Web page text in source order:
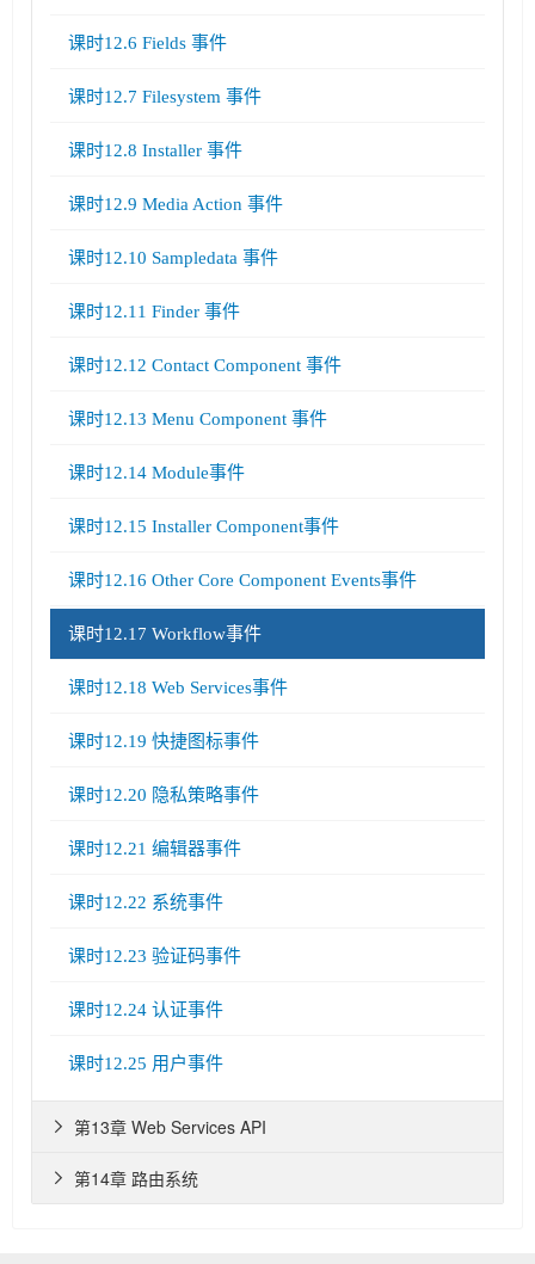
课时12.6 Fields 事件
课时12.7 Filesystem 事件
课时12.8 Installer 事件
课时12.9 Media Action 事件
课时12.10 Sampledata 事件
课时12.11 Finder 事件
课时12.12 Contact Component 事件
课时12.13 Menu Component 事件
课时12.14 Module事件
课时12.15 Installer Component事件
课时12.16 Other Core Component Events事件
课时12.17 Workflow事件
课时12.18 Web Services事件
课时12.19 快捷图标事件
课时12.20 隐私策略事件
课时12.21 编辑器事件
课时12.22 系统事件
课时12.23 验证码事件
课时12.24 认证事件
课时12.25 用户事件
第13章 Web Services API

第14章 路由系统
